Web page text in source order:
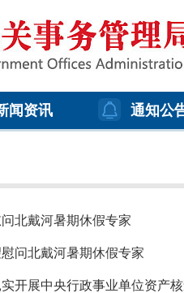
闻资讯 通知公
北戴河暑期休假专家
问北戴河暑期休假专家
开展中央行政事业单位资产